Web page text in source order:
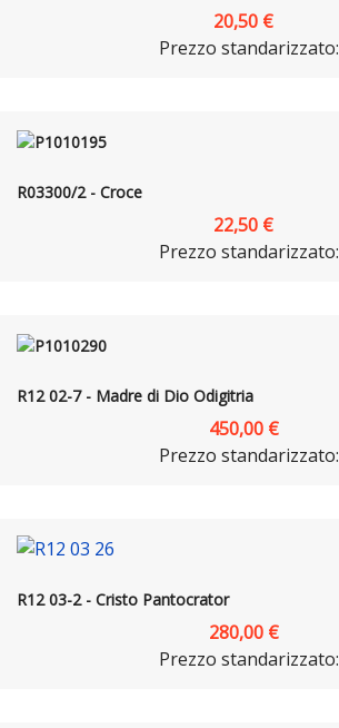
20,50 €
Prezzo standarizzato:
R03300/2 - Croce
22,50 €
Prezzo standarizzato:
R12 02-7 - Madre di Dio Odigitria
450,00 €
Prezzo standarizzato:
R12 03-2 - Cristo Pantocrator
280,00 €
Prezzo standarizzato: